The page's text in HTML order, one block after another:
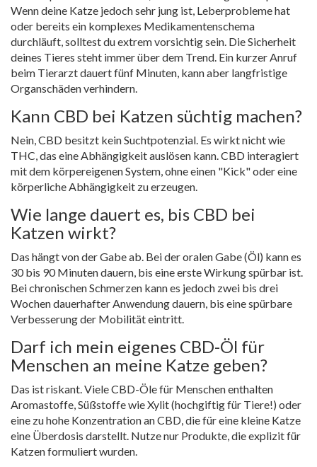
Wenn deine Katze jedoch sehr jung ist, Leberprobleme hat
oder bereits ein komplexes Medikamentenschema
durchläuft, solltest du extrem vorsichtig sein. Die Sicherheit
deines Tieres steht immer über dem Trend. Ein kurzer Anruf
beim Tierarzt dauert fünf Minuten, kann aber langfristige
Organschäden verhindern.
Kann CBD bei Katzen süchtig machen?
Nein, CBD besitzt kein Suchtpotenzial. Es wirkt nicht wie
THC, das eine Abhängigkeit auslösen kann. CBD interagiert
mit dem körpereigenen System, ohne einen "Kick" oder eine
körperliche Abhängigkeit zu erzeugen.
Wie lange dauert es, bis CBD bei
Katzen wirkt?
Das hängt von der Gabe ab. Bei der oralen Gabe (Öl) kann es
30 bis 90 Minuten dauern, bis eine erste Wirkung spürbar ist.
Bei chronischen Schmerzen kann es jedoch zwei bis drei
Wochen dauerhafter Anwendung dauern, bis eine spürbare
Verbesserung der Mobilität eintritt.
Darf ich mein eigenes CBD-Öl für
Menschen an meine Katze geben?
Das ist riskant. Viele CBD-Öle für Menschen enthalten
Aromastoffe, Süßstoffe wie Xylit (hochgiftig für Tiere!) oder
eine zu hohe Konzentration an CBD, die für eine kleine Katze
eine Überdosis darstellt. Nutze nur Produkte, die explizit für
Katzen formuliert wurden.